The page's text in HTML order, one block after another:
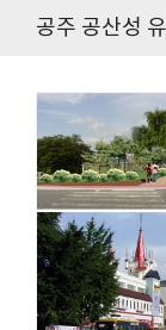
공주 공산성